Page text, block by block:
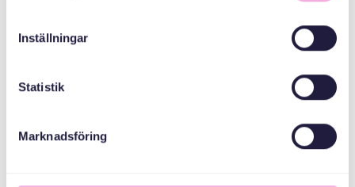
Inställningar
Statistik
Marknadsföring